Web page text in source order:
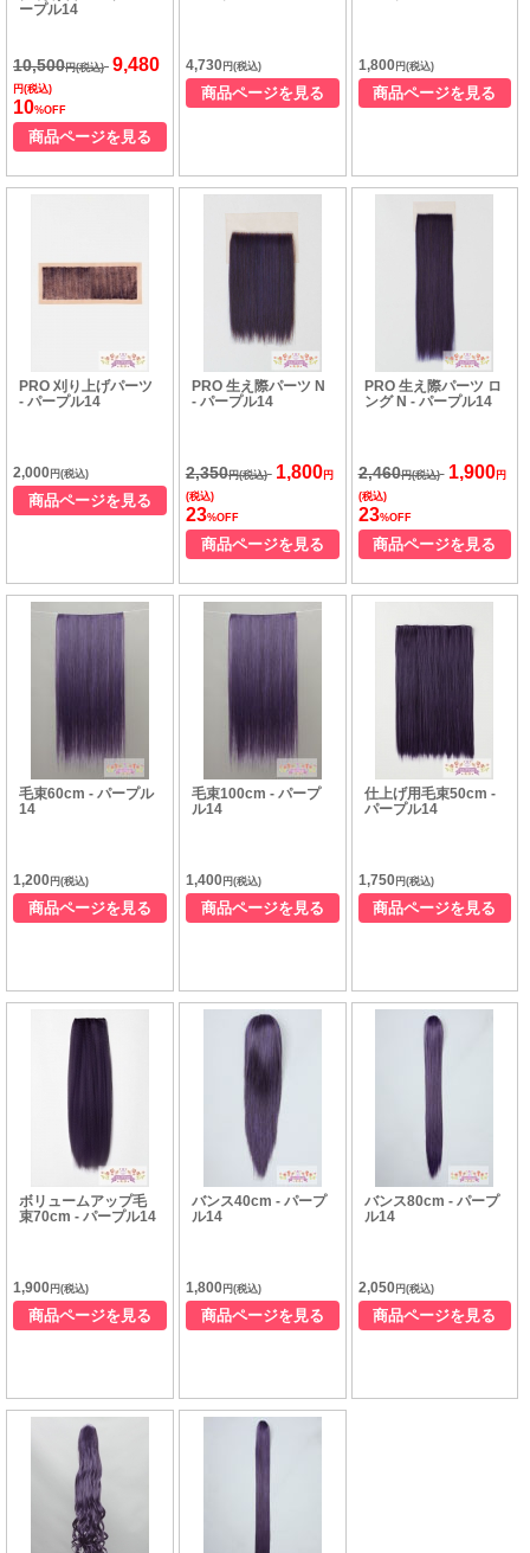
ープル14
10,500円(税込) 9,480
円(税込)
10%OFF
商品ページを見る
4,730円(税込)
商品ページを見る
1,800円(税込)
商品ページを見る
PRO 刈り上げパーツ
- パープル14
2,000 円(税込)
商品ページを見る
PRO 生え際パーツ N
- パープル14
2,350円(税込) 1,800円
(税込)
23%OFF
商品ページを見る
PRO 生え際パーツ ロ
ング N - パープル14
2,460円(税込) 1,900円
(税込)
23%OFF
商品ページを見る
毛束60cm - パープル
14
1,200 円(税込)
商品ページを見る
毛束100cm - パープ
ル14
1,400円(税込)
商品ページを見る
仕上げ用毛束50cm -
パープル14
1,750円(税込)
商品ページを見る
ボリュームアップ毛
束70cm - パープル14
1,900 円(税込)
商品ページを見る
バンス40cm - パープ
ル14
1,800円(税込)
商品ページを見る
バンス80cm - パープ
ル14
2,050円(税込)
商品ページを見る